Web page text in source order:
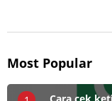
Most Popular